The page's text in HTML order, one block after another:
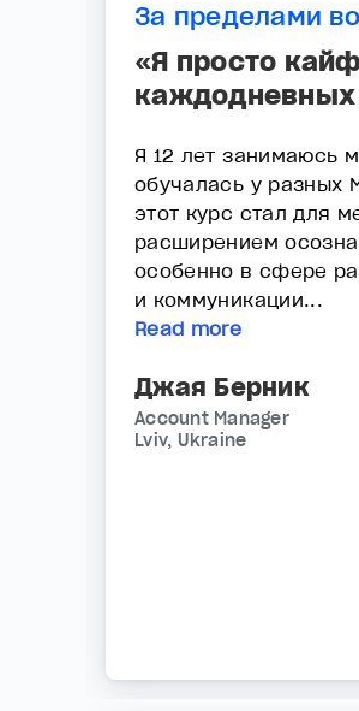
За пределами
«Я просто
каждодневных
Я 12 лет занимаюсь
обучалась у разных
этот курс стал для
расширением
особенно в сфере
и коммуникации...
Read more
Джая Берник
Account Manager
Lviv, Ukraine